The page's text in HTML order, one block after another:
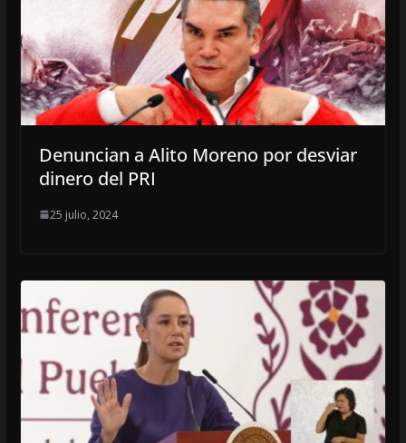
Denuncian a Alito Moreno por desviar
dinero del PRI
25 julio, 2024